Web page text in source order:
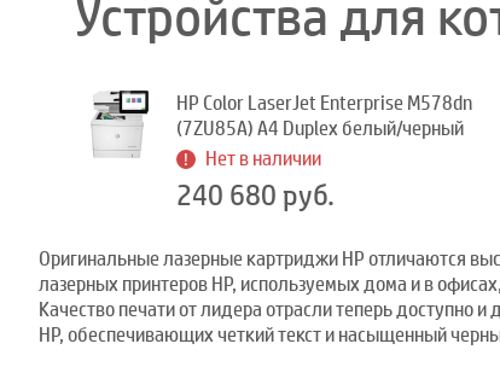
Устройства для
HP Color LaserJet Enterprise M578dn
(7ZU85A) A4 Duplex белый/черный
Нет в наличии
240 680 руб.
Оригинальные лазерные картриджи HP отличаются
лазерных принтеров HP, используемых дома и в
Качество печати от лидера отрасли теперь доступно
HP, обеспечивающих четкий текст и насыщенный